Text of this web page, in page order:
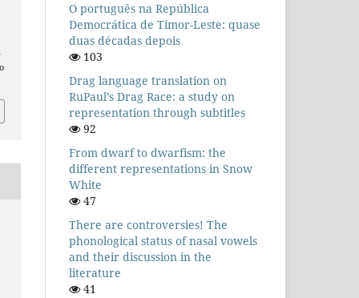
O português na República
Democrática de Timor-Leste: quase
duas décadas depois
103
Drag language translation on
RuPaul’s Drag Race: a study on
representation through subtitles
92
From dwarf to dwarfism: the
different representations in Snow
White
47
There are controversies! The
phonological status of nasal vowels
and their discussion in the
literature
41